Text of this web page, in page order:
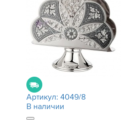
Артикул: 4049/8
В наличии